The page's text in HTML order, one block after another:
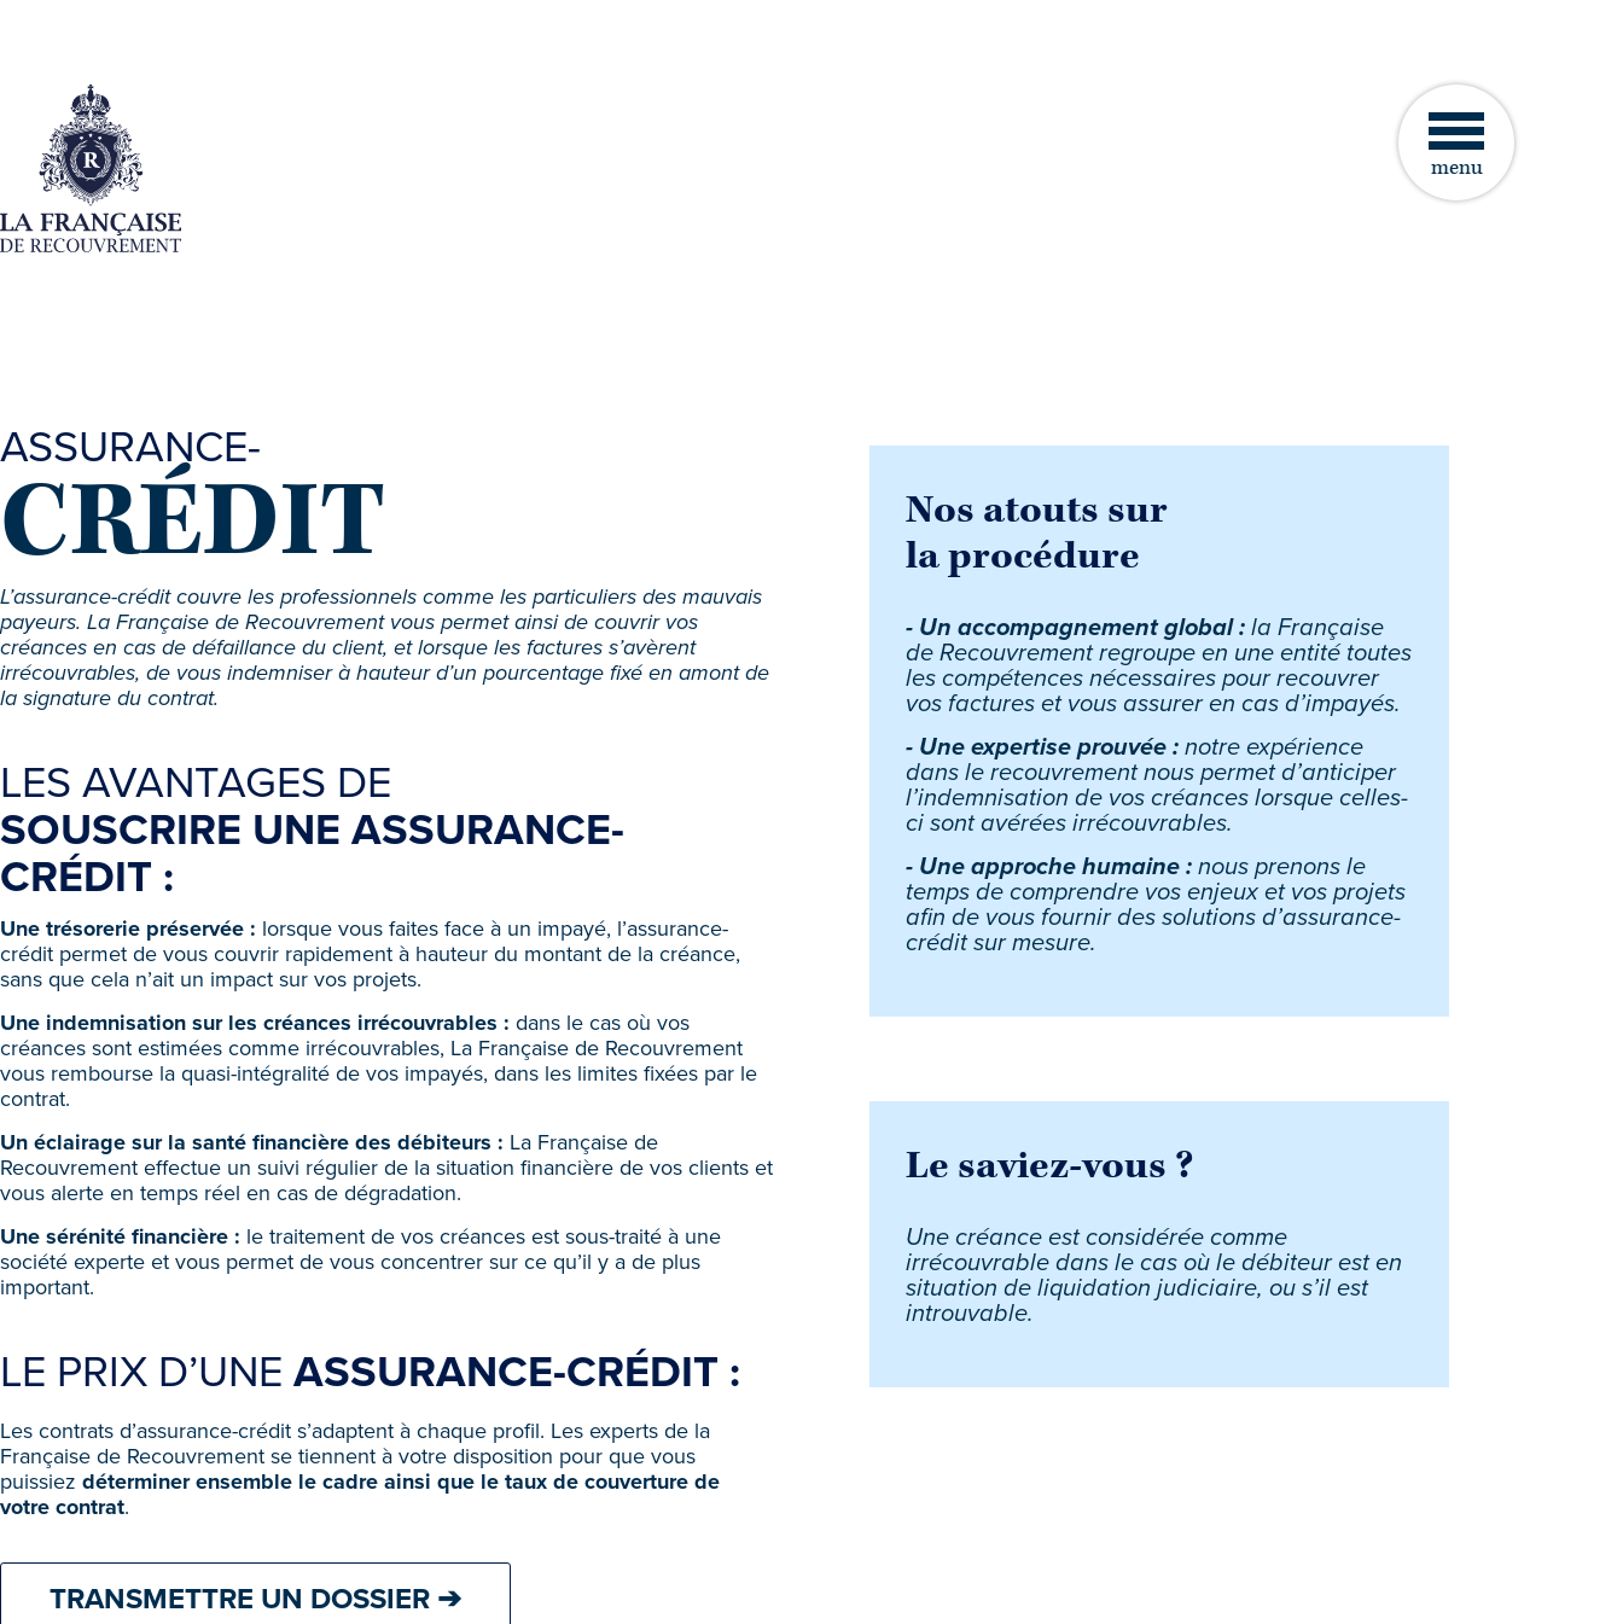
menu
ASSURANCE-
CRÉDIT
L’assurance-crédit couvre les professionnels comme les particuliers des mauvais
payeurs. La Française de Recouvrement vous permet ainsi de couvrir vos
créances en cas de défaillance du client, et lorsque les factures s’avèrent
irrécouvrables, de vous indemniser à hauteur d’un pourcentage fixé en amont de
la signature du contrat.
LES AVANTAGES DE
SOUSCRIRE UNE ASSURANCE-
CRÉDIT :
Une trésorerie préservée : lorsque vous faites face à un impayé, l’assurance-
crédit permet de vous couvrir rapidement à hauteur du montant de la créance,
sans que cela n’ait un impact sur vos projets.
Une indemnisation sur les créances irrécouvrables : dans le cas où vos
créances sont estimées comme irrécouvrables, La Française de Recouvrement
vous rembourse la quasi-intégralité de vos impayés, dans les limites fixées par le
contrat.
Un éclairage sur la santé financière des débiteurs : La Française de
Recouvrement effectue un suivi régulier de la situation financière de vos clients et
vous alerte en temps réel en cas de dégradation.
Une sérénité financière : le traitement de vos créances est sous-traité à une
société experte et vous permet de vous concentrer sur ce qu’il y a de plus
important.
LE PRIX D’UNE ASSURANCE-CRÉDIT :
Les contrats d’assurance-crédit s’adaptent à chaque profil. Les experts de la
Française de Recouvrement se tiennent à votre disposition pour que vous
puissiez déterminer ensemble le cadre ainsi que le taux de couverture de
votre contrat.
TRANSMETTRE UN DOSSIER ➔
Nos atouts sur
la procédure
- Un accompagnement global : la Française
de Recouvrement regroupe en une entité toutes
les compétences nécessaires pour recouvrer
vos factures et vous assurer en cas d’impayés.
- Une expertise prouvée : notre expérience
dans le recouvrement nous permet d’anticiper
l’indemnisation de vos créances lorsque celles-
ci sont avérées irrécouvrables.
- Une approche humaine : nous prenons le
temps de comprendre vos enjeux et vos projets
afin de vous fournir des solutions d’assurance-
crédit sur mesure.
Le saviez-vous ?
Une créance est considérée comme
irrécouvrable dans le cas où le débiteur est en
situation de liquidation judiciaire, ou s’il est
introuvable.